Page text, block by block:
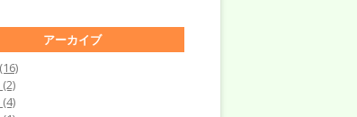
アーカイブ
(16)
(2)
(4)